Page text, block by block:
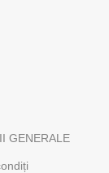
GENERALE